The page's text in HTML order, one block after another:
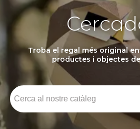
Troba el regal més original
productes i objectes